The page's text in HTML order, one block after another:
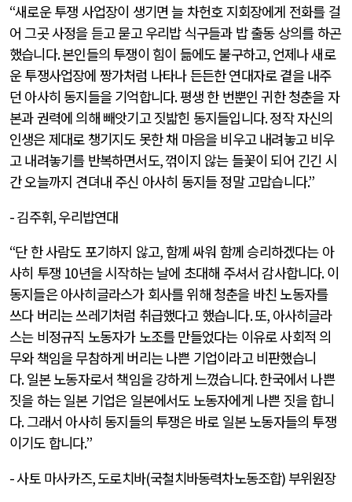
“새로운 투쟁 사업장이 생기면 늘 차헌호 지회장에게 전화를 걸
어 그곳 사정을 듣고 묻고 우리밥 식구들과 밥 출동 상의를 하곤
했습니다.본인들의 투쟁이 힘이 듦에도 불구하고, 언제나 새로
운 투쟁사업장에 짱가처럼 나타나 든든한 연대자로 곁을 내주
던 아사히 동지들을 기억합니다.평생 한 번뿐인 귀한 청춘을 자
본과 권력에 의해 빼앗기고 짓밟힌 동지들입니다.정작 자신의
인생은 제대로 챙기지도 못한 채 마음을 비우고 내려놓고 비우
고 내려놓기를 반복하면서도,꺾이지 않는 들꽃이 되어 긴긴 시
간 오늘까지 견뎌내 주신 아사히 동지들 정말 고맙습니다.”
-김주휘,우리밥연대
“단 한 사람도 포기하지 않고, 함께 싸워 함께 승리하겠다는 아
사히 투쟁 10년을 시작하는 날에 초대해 주셔서 감사합니다.이
동지들은 아사히글라스가 회사를 위해 청춘을 바친 노동자를
쓰다 버리는 쓰레기처럼 취급했다고 했습니다.또, 아사히글라
스는 비정규직 노동자가 노조를 만들었다는 이유로 사회적 의
무와 책임을 무참하게 버리는 나쁜 기업이라고 비판했습니
다.일본 노동자로서 책임을 강하게 느꼈습니다.한국에서 나쁜
짓을 하는 일본 기업은 일본에서도 노동자에게 나쁜 짓을 합니
다.그래서 아사히 동지들의 투쟁은 바로 일본 노동자들의 투쟁
이기도 합니다.”
-사토 마사카즈,도로치바(국철치바동력차노동조합) 부위원장